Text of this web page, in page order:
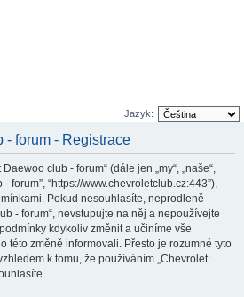
Jazyk:
- forum - Registrace
club - forum“ (dále jen „my“, „naše“,
forum”, “https://www.chevroletclub.cz:443”),
Pokud nesouhlasíte, neprodleně
- forum“, nevstupujte na něj a nepoužívejte
kdykoliv změnit a učiníme vše
této změně informovali. Přesto je rozumné tyto
k tomu, že používáním „Chevrolet